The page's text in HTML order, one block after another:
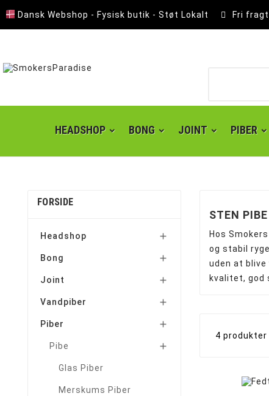
Dansk Webshop - Fysisk butik - Støt Lokalt Fri
HEADSHOP BONG JOINT PIBER
FORSIDE
Headshop 
Bong 
Joint 
Vandpiber 
Piber 
Pibe 
Glas Piber
Merskums Piber
STEN PIBE
Hos
og stabil
uden at
kvalitet, god
4 produkter